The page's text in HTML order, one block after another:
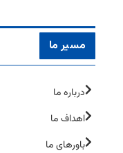
مسیر ما
درباره ما
اهداف ما
باورهای ما